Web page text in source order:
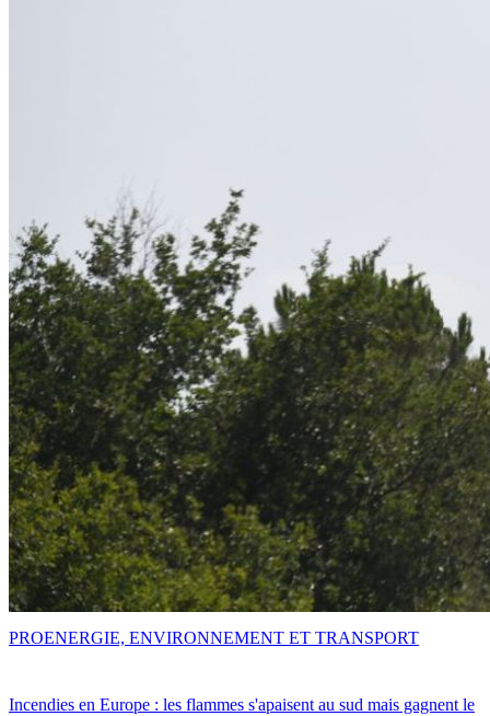
Incendies en Europe : les flammes s'apaisent au sud mais gagnent le
PROENERGIE, ENVIRONNEMENT ET TRANSPORT